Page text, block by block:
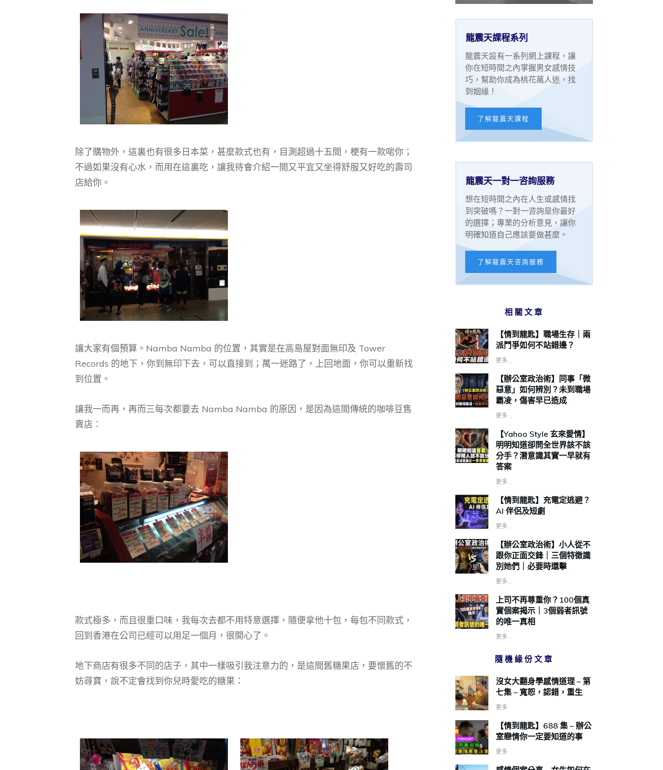
除了購物外，這裏也有很多日本菜，甚麼款式也有，目測超過十五間，梗有一款啱你；
不過如果沒有心水，而用在這裏吃，讓我待會介紹一間又平宜又坐得舒服又好吃的壽司
店給你。
讓大家有個預算。Namba Namba 的位置，其實是在高島屋對面無印及 Tower
Records 的地下，你到無印下去，可以直接到；萬一迷路了，上回地面，你可以重新找
到位置。
讓我一而再，再而三每次都要去 Namba Namba 的原因，是因為這間傳統的咖啡豆售
賣店：
款式極多，而且很重口味，我每次去都不用特意選擇，隨便拿他十包，每包不同款式，
回到香港在公司已經可以用足一個月，很開心了。
地下商店有很多不同的店子，其中一樣吸引我注意力的，是這間舊糖果店，要懷舊的不
妨尋寶，說不定會找到你兒時愛吃的糖果：
龍震天課程系列
龍震天設有一系列網上課程，讓
你在短時間之內掌握男女感情技
巧，幫助你成為桃花萬人迷，找
到姻緣！
了解龍震天課程
龍震天一對一咨詢服務
想在短時間之內在人生或感情找
到突破嗎？一對一咨詢是你最好
的選擇；專業的分析意見，讓你
明確知道自己應該要做甚麼。
了解龍震天咨詢服務
相關文章
【情到龍匙】職場生存｜兩
派鬥爭如何不站錯邊？
更多...
【辦公室政治術】同事「微
惡意」如何辨別？未到職場
霸凌，傷害早已造成
更多...
【Yahoo Style 玄來愛情】
明明知道卻問全世界該不該
分手？潛意識其實一早就有
答案
更多...
【情到龍匙】充電定逃避？
AI 伴侶及短劇
更多...
【辦公室政治術】小人從不
跟你正面交鋒｜三個特徵識
別她們｜必要時還擊
更多...
上司不再尊重你？100個真
實個案揭示｜3個弱者訊號
的唯一真相
更多...
隨機緣份文章
沒女大翻身學感情道理 – 第
七集 – 寬恕，認錯，重生
更多
【情到龍匙】688 集 – 辦公
室戀情你一定要知道的事
更多